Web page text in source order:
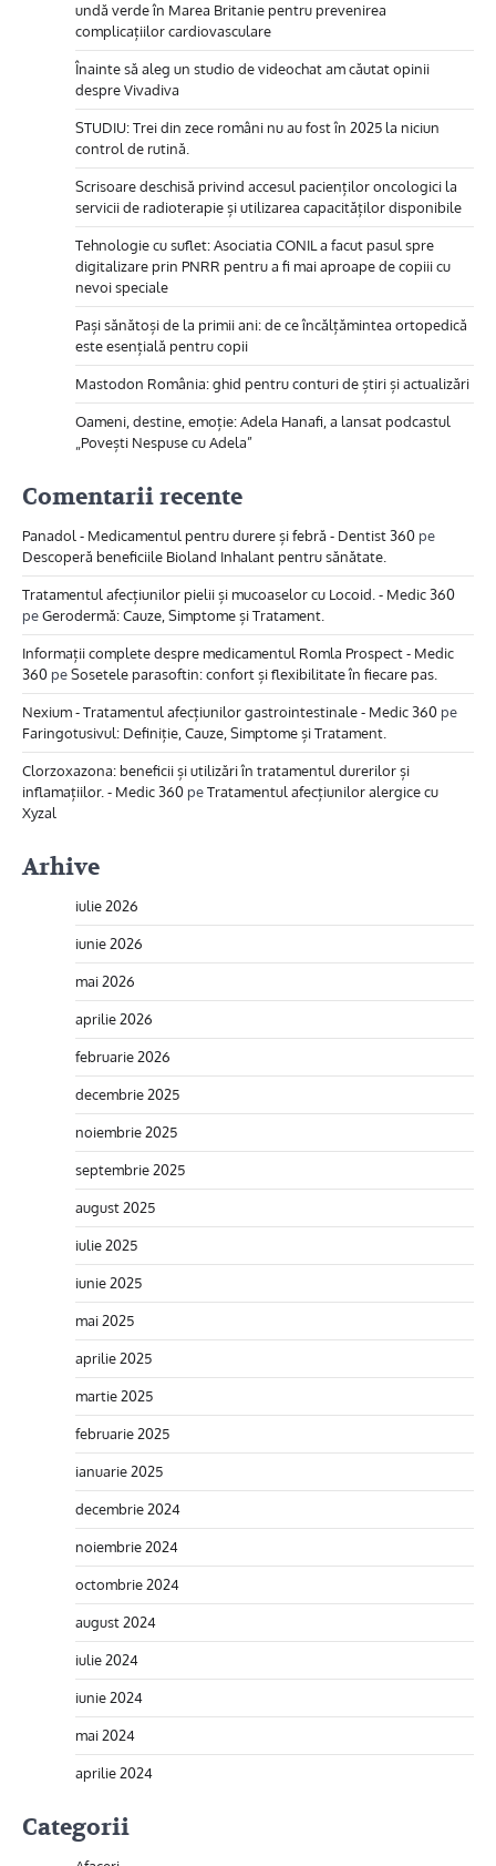
undă verde în Marea Britanie pentru prevenirea
complicațiilor cardiovasculare
Înainte să aleg un studio de videochat am căutat opinii
despre Vivadiva
STUDIU: Trei din zece români nu au fost în 2025 la niciun
control de rutină.
Scrisoare deschisă privind accesul pacienților oncologici la
servicii de radioterapie și utilizarea capacităților disponibile
Tehnologie cu suflet: Asociatia CONIL a facut pasul spre
digitalizare prin PNRR pentru a fi mai aproape de copiii cu
nevoi speciale
Pași sănătoși de la primii ani: de ce încălțămintea ortopedică
este esențială pentru copii
Mastodon România: ghid pentru conturi de știri și actualizări
Oameni, destine, emoție: Adela Hanafi, a lansat podcastul
„Povești Nespuse cu Adela”
Comentarii recente
Panadol - Medicamentul pentru durere și febră - Dentist 360 pe
Descoperă beneficiile Bioland Inhalant pentru sănătate.
Tratamentul afecțiunilor pielii și mucoaselor cu Locoid. - Medic 360
peGerodermă: Cauze, Simptome și Tratament.
Informații complete despre medicamentul Romla Prospect - Medic
360 peSosetele parasoftin: confort și flexibilitate în fiecare pas.
Nexium - Tratamentul afecțiunilor gastrointestinale - Medic 360 pe
Faringotusivul: Definiție, Cauze, Simptome și Tratament.
Clorzoxazona: beneficii și utilizări în tratamentul durerilor și
inflamațiilor. - Medic 360 peTratamentul afecțiunilor alergice cu
Xyzal
Arhive
iulie 2026
iunie 2026
mai 2026
aprilie 2026
februarie 2026
decembrie 2025
noiembrie 2025
septembrie 2025
august 2025
iulie 2025
iunie 2025
mai 2025
aprilie 2025
martie 2025
februarie 2025
ianuarie 2025
decembrie 2024
noiembrie 2024
octombrie 2024
august 2024
iulie 2024
iunie 2024
mai 2024
aprilie 2024
Categorii